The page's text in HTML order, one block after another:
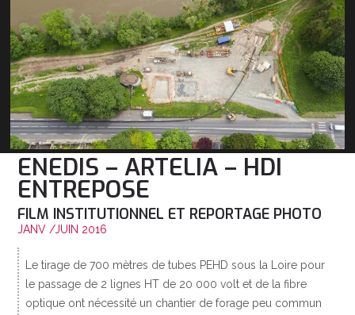
ENEDIS – ARTELIA – HDI
ENTREPOSE
FILM INSTITUTIONNEL ET REPORTAGE PHOTO
JANV /JUIN 2016
Le tirage de 700 mètres de tubes PEHD sous la Loire pour
le passage de 2 lignes HT de 20 000 volt et de la fibre
optique ont nécessité un chantier de forage peu commun